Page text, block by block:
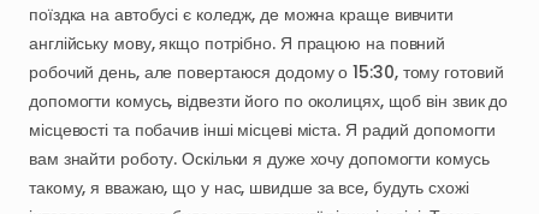
поїздка на автобусі є коледж​,​ де можна краще вивчити
англійську мову​,​якщо потрібно. Я працюю на повний
робочий день​,​ але повертаюся додомуо 15:30​,​ тому готовий
допомогти комусь​,​ відвезти його по околицях​,​ щоб він звикдо
місцевості та побачив інші місцеві міста. Я радий допомогти
вам знайти роботу. Оскільки я дуже хочу допомогти комусь
такому​,​ я вважаю​,​ що у нас​,​ швидше за все​,​ будуть схожі